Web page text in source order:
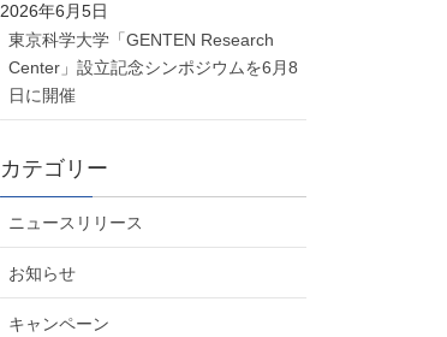
東京科学大学「GENTEN Research
Center」設立記念シンポジウムを6月8
日に開催
2026年6月5日
カテゴリー
ニュースリリース
お知らせ
キャンペーン